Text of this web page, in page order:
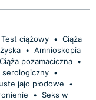
Test ciążowy • Ciąża
• Amnioskopia
Ciąża pozamaciczna •
serologiczny •
jajo płodowe
•
•
Seks w